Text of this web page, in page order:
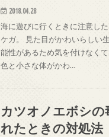
2018.04.28
海に遊びに行くときに注意し
ケガ。 見た目がかわいらしい
能性があるため気を付けなく
色と小さな体がかわ…
カツオノエボシの
れたときの対処法